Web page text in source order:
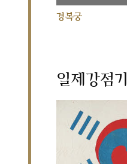
경복궁
일제강점기